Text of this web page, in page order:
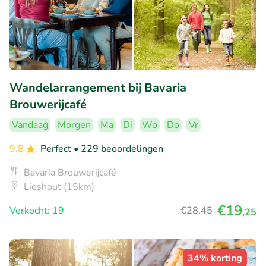
Wandelarrangement bij Bavaria
Brouwerijcafé
Vandaag Morgen Ma Di Wo Do
Vr
9.8
Perfect • 229 beoordelingen
Bavaria Brouwerijcafé
Lieshout (15km)
Verkocht: 19
€28,45 €19,25
34% korting